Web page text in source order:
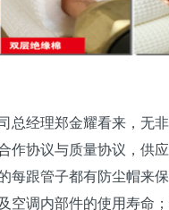
经理郑金耀看来，无
作协议与质量协议，供
每跟管子都有防尘帽来
空调内部件的使用寿命